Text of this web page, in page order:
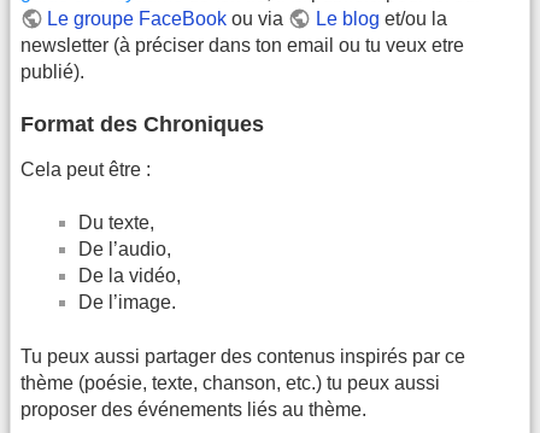
Le groupe FaceBook ou via Le blog et/ou la
newsletter (à préciser dans ton email ou tu veux etre
publié).
Format des Chroniques
Cela peut être :
Du texte,
De l’audio,
De la vidéo,
De l’image.
Tu peux aussi partager des contenus inspirés par ce
thème (poésie, texte, chanson, etc.) tu peux aussi
proposer des événements liés au thème.